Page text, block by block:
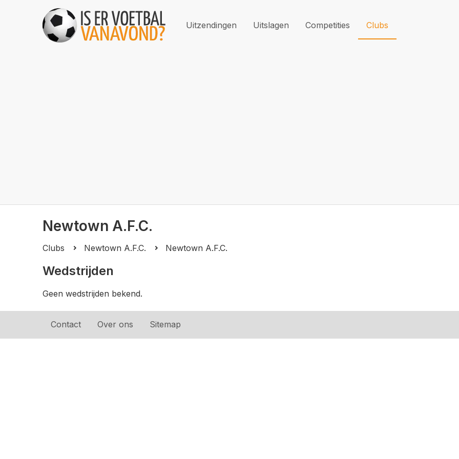
Uitzendingen Uitslagen Competities Clubs
Newtown A.F.C.
Clubs Newtown A.F.C. Newtown A.F.C.
Wedstrijden
Geen wedstrijden bekend.
Contact Over ons Sitemap